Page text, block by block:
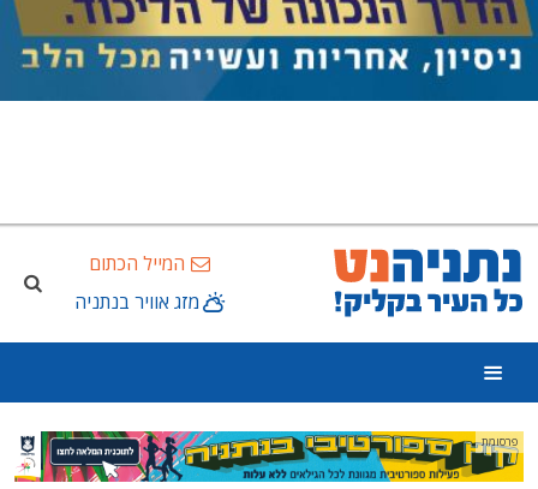
המייל הכתום
מזג אוויר בנתניה
פרסומת